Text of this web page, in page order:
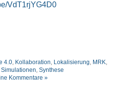
VdT1rjYG4D0
4.0, Kollaboration, Lokalisierung, MRK,
Simulationen,Synthese
Kommentare »